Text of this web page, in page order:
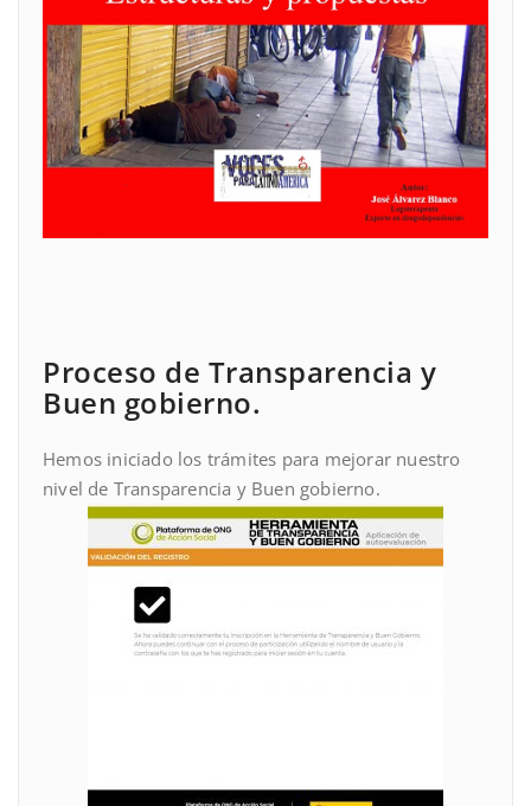
Proceso de Transparencia y
Buen gobierno.
Hemos iniciado los trámites para mejorar nuestro
nivel de Transparencia y Buen gobierno.